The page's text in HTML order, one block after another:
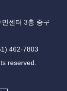
센터 3층 중구
462-7803
reserved.